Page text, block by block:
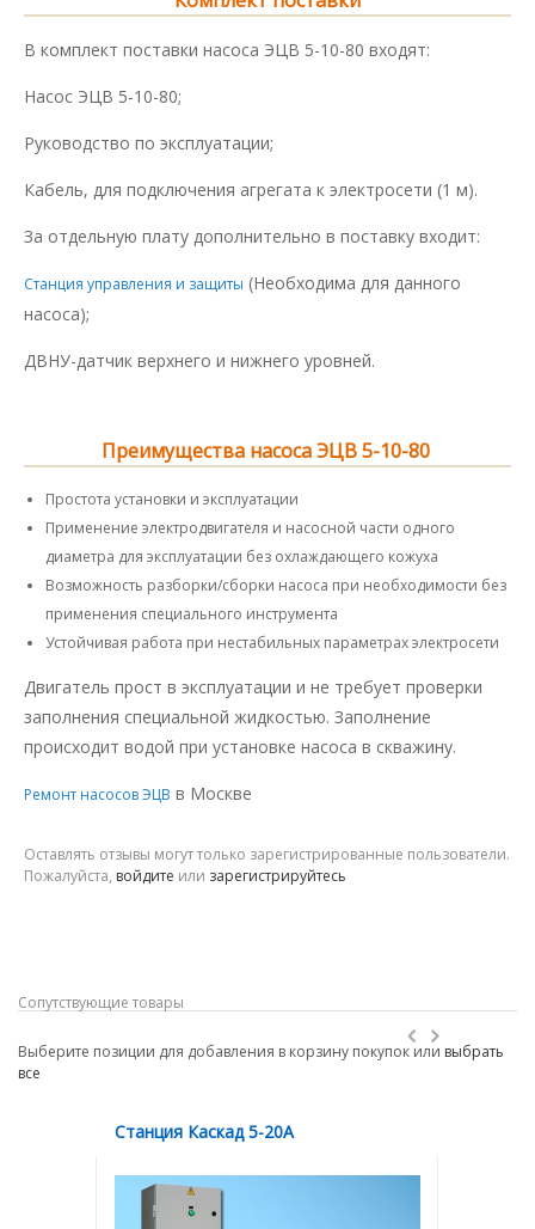
В комплект поставки насоса ЭЦВ 5-10-80 входят:
Насос ЭЦВ 5-10-80;
Руководство по эксплуатации;
Кабель, для подключения агрегата к электросети (1 м).
За отдельную плату дополнительно в поставку входит:
Станция управления и защиты (Необходима для данного
насоса);
ДВНУ-датчик верхнего и нижнего уровней.
Преимущества насоса ЭЦВ 5-10-80
Простота установки и эксплуатации
Применение электродвигателя и насосной части одного
диаметра для эксплуатации без охлаждающего кожуха
Возможность разборки/сборки насоса при необходимости без
применения специального инструмента
Устойчивая работа при нестабильных параметрах электросети
Двигатель прост в эксплуатации и не требует проверки
заполнения специальной жидкостью. Заполнение
происходит водой при установке насоса в скважину.
Ремонт насосов ЭЦВ в Москве
Оставлять отзывы могут только зарегистрированные пользователи.
Пожалуйста, войдите или зарегистрируйтесь
Сопутствующие товары
Выберите позиции для добавления в корзину покупок или выбрать
все
Станция Каскад 5-20А